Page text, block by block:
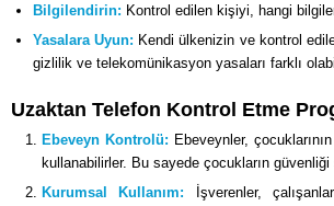
Bilgilendirin: Kontrol edilen kişiyi, hangi
Yasalara Uyun: Kendi ülkenizin ve kontrol
gizlilik ve telekomünikasyon yasaları farklı
Uzaktan Telefon Kontrol Etme
Ebeveyn Kontrolü: Ebeveynler,
kullanabilirler. Bu sayede çocukların
Kurumsal Kullanım: İşverenler,